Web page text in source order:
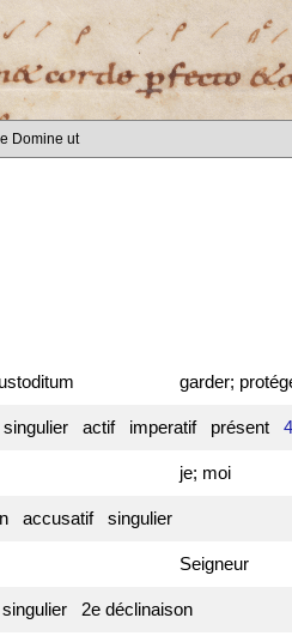
Domine ut
garder;
singulier actif imperatif présent
je; moi
accusatif singulier
Seigneur
2e déclinaison